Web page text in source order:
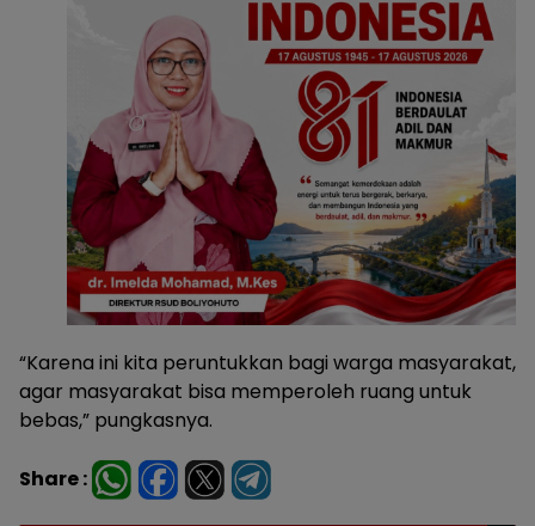
“Karena ini kita peruntukkan bagi warga masyarakat,
agar masyarakat bisa memperoleh ruang untuk
bebas,” pungkasnya.
Share :